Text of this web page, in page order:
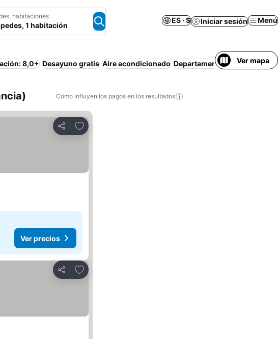
habitaciones
1 habitación
ES · $ Iniciar sesión Menú
8,0+ Desayuno gratis Aire acondicionado Departamento equipado
Ver mapa
Cómo influyen los pagos en los resultados
Compartir
Añadir a favoritos
Ver precios
Compartir
Añadir a favoritos